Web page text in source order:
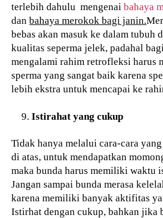
terlebih dahulu mengenaibahaya
danbahaya merokok bagi janin.
bebas akan masuk ke dalam tubuh
kualitas seperma jelek, padahal
mengalami rahim retrofleksi harus
sperma yang sangat baik karena
lebih ekstra untuk mencapai ke
Istirahat yang cukup
Tidak hanya melalui cara-cara
di atas, untuk mendapatkan
maka bunda harus memiliki waktu
Jangan sampai bunda merasa
karena memiliki banyak aktifitas
Istirhat dengan cukup, bahkan jika